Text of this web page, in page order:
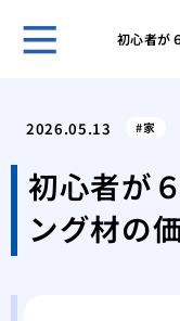
初心者が
2026.05.13 家
初心者が
ング材の